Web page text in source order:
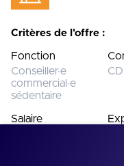
Critères de l'offre :
Fonction
Conseiller·e
commercial·e
sédentaire
CDI
Salaire